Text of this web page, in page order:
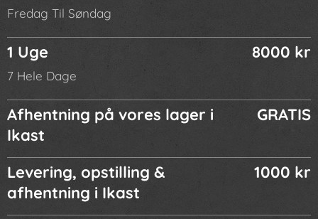
Fredag Til Søndag
1 Uge
7 Hele Dage
8000 kr
Afhentning på vores lager i
Ikast
GRATIS
Levering, opstilling &
afhentning i Ikast
1000 kr